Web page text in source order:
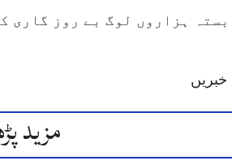
ہزاروں لوگ بے روز گاری
خبریں
مزید